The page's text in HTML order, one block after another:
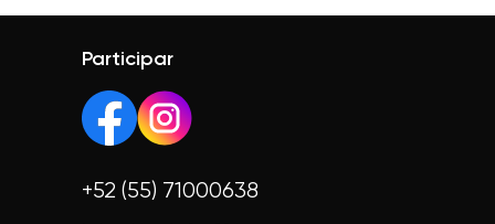
Participar
+52 (55) 71000638